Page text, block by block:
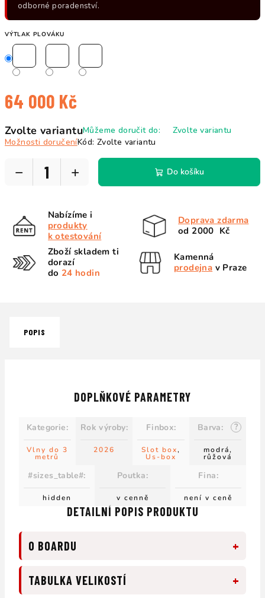
odborné poradenství.
VÝTLAK PLOVÁKU
64 000 Kč
cena:
Zvolte variantuMůžeme doručit do:
Zvolte variantu
Možnosti doručeníKód: Zvolte variantu
+
− Do košíku
Nabízíme i
produkty
k otestování
Doprava zdarma
od 2000 Kč
Zboží skladem ti
dorazí
do 24 hodin
Kamenná
prodejna v Praze
POPIS
DETAILNÍ POPIS PRODUKTU
O BOARDU +
TABULKA VELIKOSTÍ +
DOPLŇKOVÉ PARAMETRY
Kategorie:
Vlny do 3
metrů
Rok výroby:
2026
Finbox:
Slot box,
Us-box
?
Barva:
modrá,
růžová
#sizes_table#:
hidden
Poutka:
v cenně
Fina:
není v ceně